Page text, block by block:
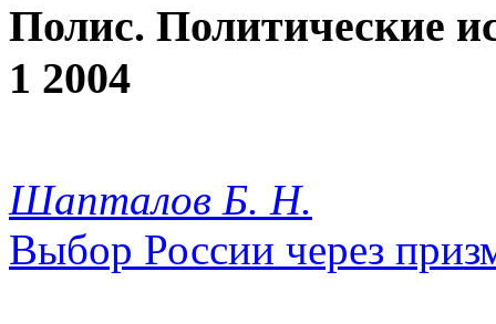
Полис. Политические
1 2004
Шапталов Б. Н.
Выбор России через